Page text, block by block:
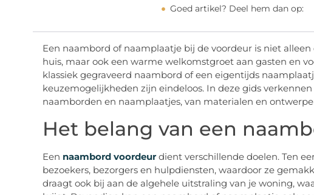
Goed artikel? Deel hem dan op:
Een naambord of naamplaatje bij de voordeur is niet
huis, maar ook een warme welkomstgroet aan gasten en
klassiek gegraveerd naambord of een eigentijds
keuzemogelijkheden zijn eindeloos. In deze gids
naamborden en naamplaatjes, van materialen en
Het belang van een
Een naambord voordeurdient verschillende doelen. Ten
bezoekers, bezorgers en hulpdiensten, waardoor ze
draagt ook bij aan de algehele uitstraling van je woning,